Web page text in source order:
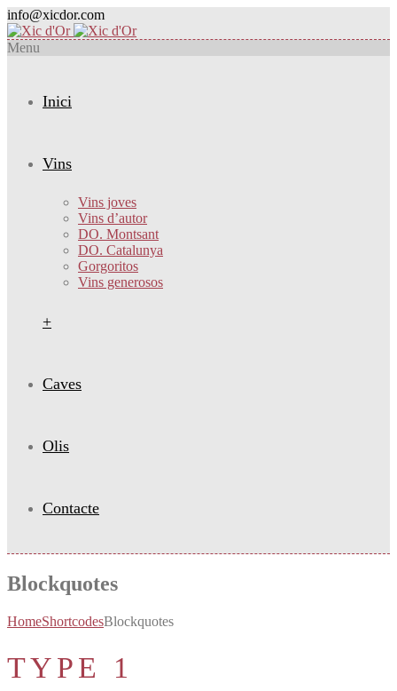
info@xicdor.com
Menu
Inici
Vins
Vins joves
Vins d’autor
DO. Montsant
DO. Catalunya
Gorgoritos
Vins generosos
+
Caves
Olis
Contacte
Blockquotes
HomeShortcodesBlockquotes
TYPE 1